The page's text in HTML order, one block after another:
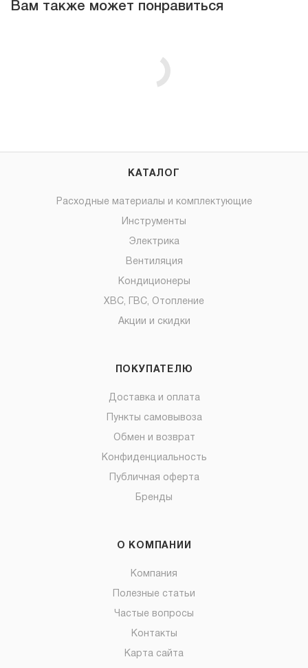
Вам также может понравиться
КАТАЛОГ
Расходные материалы и комплектующие
Инструменты
Электрика
Вентиляция
Кондиционеры
ХВС, ГВС, Отопление
Акции и скидки
ПОКУПАТЕЛЮ
Доставка и оплата
Пункты самовывоза
Обмен и возврат
Конфиденциальность
Публичная оферта
Бренды
О КОМПАНИИ
Компания
Полезные статьи
Частые вопросы
Контакты
Карта сайта